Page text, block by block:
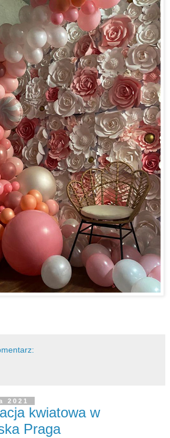
2021
kwiatowa w
Praga